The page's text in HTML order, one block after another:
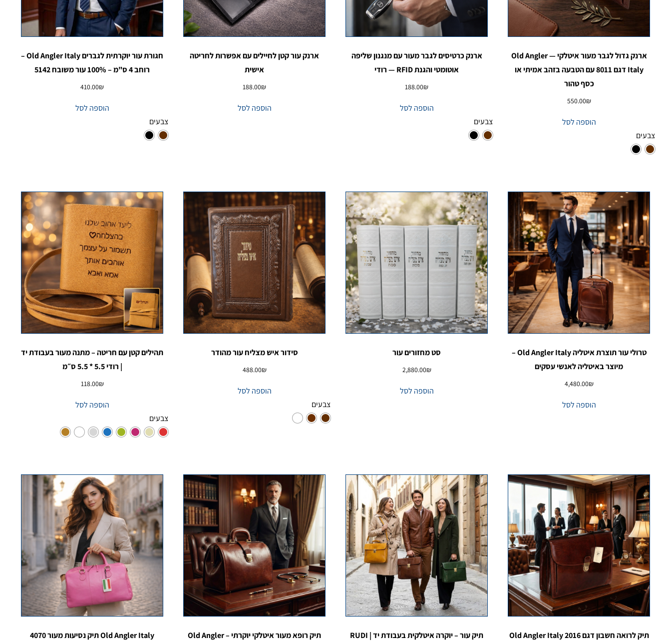
ארנק גדול לגבר מעור איטלקי — Old Angler
Italy דגם 8011 עם הטבעה בזהב אמיתי או
כסף טהור
550.00₪
הוספה לסל
צבעים
ארנק כרטיסים לגבר מעור עם מנגנון שליפה
אוטומטי והגנת RFID — רודי
188.00₪
הוספה לסל
צבעים
ארנק עור קטן לחיילים עם אפשרות לחריטה
אישית
188.00₪
הוספה לסל
חגורת עור יוקרתית לגברים Old Angler Italy –
רוחב 4 ס"מ – 100% עור משובח 5142
410.00₪
הוספה לסל
צבעים
טרולי עור תוצרת איטליה Old Angler Italy –
מיוצר באיטליה לאנשי עסקים
4,480.00₪
הוספה לסל
סט מחזורים עור
2,880.00₪
הוספה לסל
סידור איש מצליח עור מהודר
488.00₪
הוספה לסל
צבעים
תהילים קטן עם חריטה – מתנה מעור בעבודת יד
| רודי 5.5 * 5.5 ס״מ
118.00₪
הוספה לסל
צבעים
תיק לרואה חשבון דגם 2016 Old Angler Italy
תיק עור – יוקרה איטלקית בעבודת יד | RUDI
תיק רופא מעור איטלקי יוקרתי – Old Angler
Old Angler Italy תיק נסיעות מעור 4070